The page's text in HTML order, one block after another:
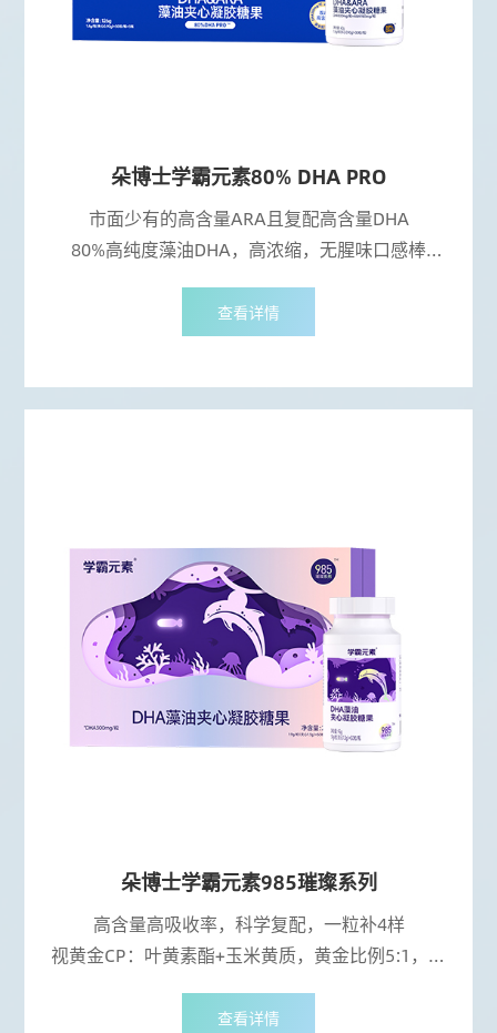
朵博士学霸元素80% DHA PRO
市面少有的高含量ARA且复配高含量DHA
80%高纯度藻油DHA，高浓缩，无腥味口感棒
查看详情
朵博士学霸元素985璀璨系列
高含量高吸收率，科学复配，一粒补4样
视黄金CP：叶黄素酯+玉米黄质，黄金比例5:1，全
波段防蓝光，协同守护黄斑区
8大国际认证:BRCGS、FDA、HACCP、IS0 22000、
查看详情